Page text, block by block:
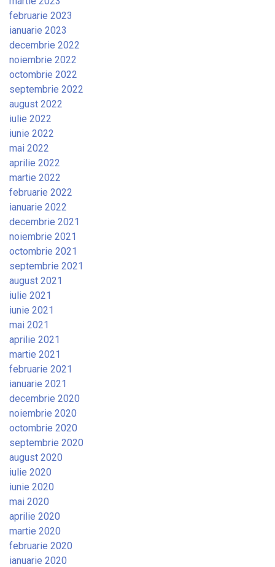
februarie 2023
ianuarie 2023
decembrie 2022
noiembrie 2022
octombrie 2022
septembrie 2022
august 2022
iulie 2022
iunie 2022
mai 2022
aprilie 2022
martie 2022
februarie 2022
ianuarie 2022
decembrie 2021
noiembrie 2021
octombrie 2021
septembrie 2021
august 2021
iulie 2021
iunie 2021
mai 2021
aprilie 2021
martie 2021
februarie 2021
ianuarie 2021
decembrie 2020
noiembrie 2020
octombrie 2020
septembrie 2020
august 2020
iulie 2020
iunie 2020
mai 2020
aprilie 2020
martie 2020
februarie 2020
ianuarie 2020